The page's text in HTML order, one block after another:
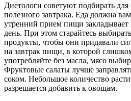
Диетологи советуют подбирать
полезного завтрака. Еда должна
утренний прием пищи закладывает
день. При этом старайтесь
продукты, чтобы они придавали
на завтрак пищи, в которой
употребляйте без масла, мясо
Фруктовые салаты лучше
соком. Небольшое количество
разрешается добавить к овощам.